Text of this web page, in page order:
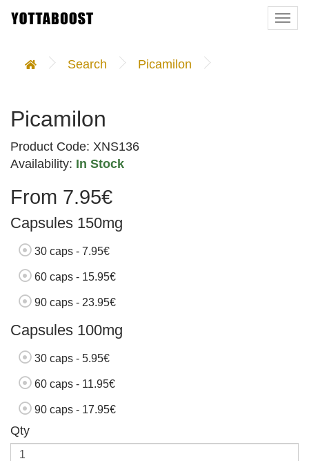
Search
Picamilon
Picamilon
Product Code: XNS136
Availability: In Stock
From 7.95€
Capsules 150mg
30 caps - 7.95€
60 caps - 15.95€
90 caps - 23.95€
Capsules 100mg
30 caps - 5.95€
60 caps - 11.95€
90 caps - 17.95€
Qty